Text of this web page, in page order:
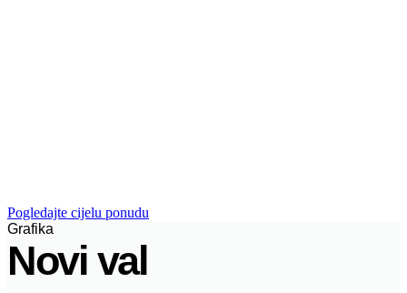
Pogledajte cijelu ponudu
Grafika
Novi val